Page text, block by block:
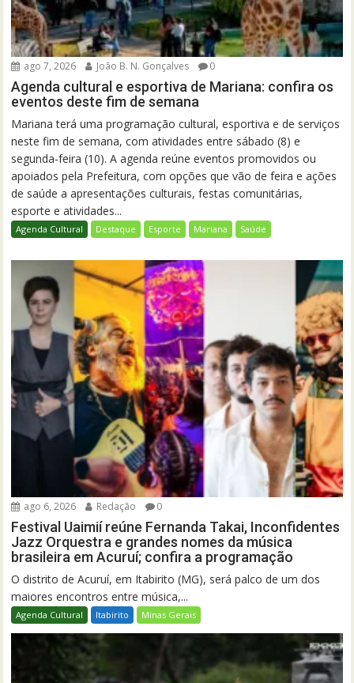
ago 7, 2026 João B. N. Gonçalves 0
Agenda cultural e esportiva de Mariana: confira os
eventos deste fim de semana
Mariana terá uma programação cultural, esportiva e de serviços
neste fim de semana, com atividades entre sábado (8) e
segunda-feira (10). A agenda reúne eventos promovidos ou
apoiados pela Prefeitura, com opções que vão de feira e ações
de saúde a apresentações culturais, festas comunitárias,
esporte e atividades...
Agenda Cultural Destaque Esporte Mariana Saúde
ago 6, 2026 Redação 0
Festival Uaimií reúne Fernanda Takai, Inconfidentes
Jazz Orquestra e grandes nomes da música
brasileira em Acuruí; confira a programação
O distrito de Acuruí, em Itabirito (MG), será palco de um dos
maiores encontros entre música,...
Agenda Cultural Itabirito Minas Gerais